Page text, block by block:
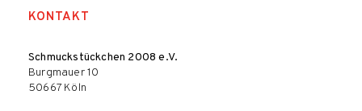
KONTAKT
Schmuckstückchen 2008 e.V.
Burgmauer 10
50667 Köln